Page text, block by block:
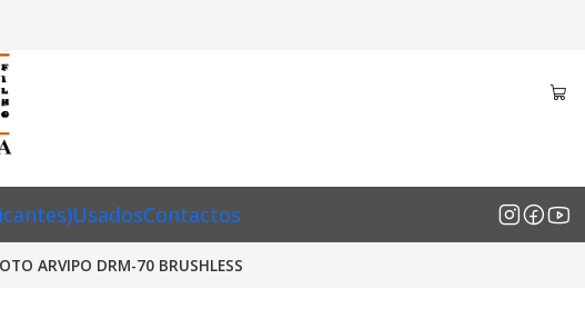
UsadosContactos
ARVIPO DRM-70 BRUSHLESS